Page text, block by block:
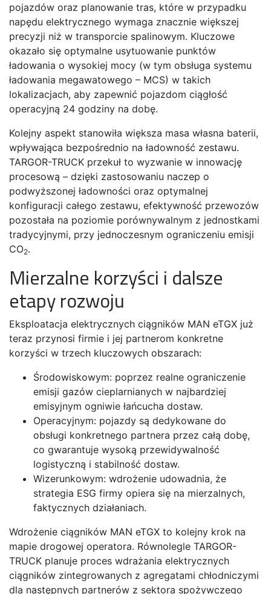
pojazdów oraz planowanie tras, które w przypadku
napędu elektrycznego wymaga znacznie większej
precyzji niż w transporcie spalinowym. Kluczowe
okazało się optymalne usytuowanie punktów
ładowania o wysokiej mocy (w tym obsługa systemu
ładowania megawatowego – MCS) w takich
lokalizacjach, aby zapewnić pojazdom ciągłość
operacyjną 24 godziny na dobę.
Kolejny aspekt stanowiła większa masa własna baterii,
wpływająca bezpośrednio na ładowność zestawu.
TARGOR-TRUCK przekuł to wyzwanie w innowację
procesową – dzięki zastosowaniu naczep o
podwyższonej ładowności oraz optymalnej
konfiguracji całego zestawu, efektywność przewozów
pozostała na poziomie porównywalnym z jednostkami
tradycyjnymi, przy jednoczesnym ograniczeniu emisji
CO2.
Mierzalne korzyści i dalsze
etapy rozwoju
Eksploatacja elektrycznych ciągników MAN eTGX już
teraz przynosi firmie i jej partnerom konkretne
korzyści w trzech kluczowych obszarach:
Środowiskowym: poprzez realne ograniczenie
emisji gazów cieplarnianych w najbardziej
emisyjnym ogniwie łańcucha dostaw.
Operacyjnym: pojazdy są dedykowane do
obsługi konkretnego partnera przez całą dobę,
co gwarantuje wysoką przewidywalność
logistyczną i stabilność dostaw.
Wizerunkowym: wdrożenie udowadnia, że
strategia ESG firmy opiera się na mierzalnych,
faktycznych działaniach.
Wdrożenie ciągników MAN eTGX to kolejny krok na
mapie drogowej operatora. Równolegle TARGOR-
TRUCK planuje proces wdrażania elektrycznych
ciągników zintegrowanych z agregatami chłodniczymi
dla następnych partnerów z sektora spożywczego